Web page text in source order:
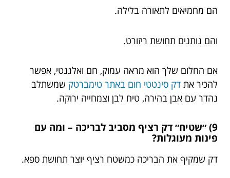
הם מחמיאים לתאורה בלילה.
והם נותנים תחושת ריזורט.
אם החלום שלך הוא מראה עמוק, חם ואלגנטי, אפשר
להכיר את דק סינטטי חום באתר טימברטק שמשתלב
נהדר עם אבן בהירה, טיח לבן וצמחייה ירוקה.
9) ״שטיח״ דק רציף מסביב לבריכה – ומה עם
פינות מעוגלות?
דק שמקיף את הבריכה כמשטח רציף יוצר תחושת ספא.